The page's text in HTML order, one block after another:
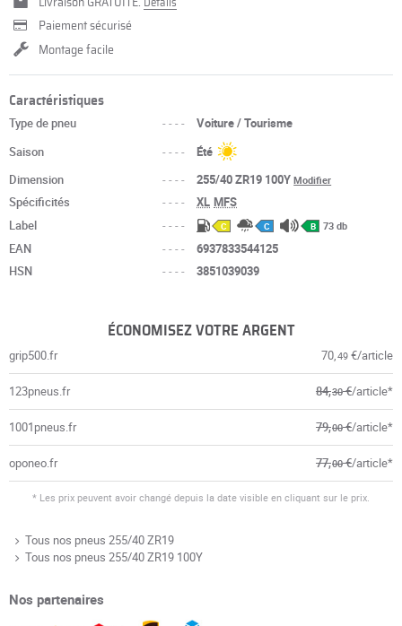
Livraison GRATUITE. Détails
Paiement sécurisé
Montage facile
Caractéristiques
Type de pneu ----
Voiture / Tourisme
Saison
----
Été
Dimension
---- 255/40 ZR19 100YModifier
Spécificités ---- XL MFS
Label
---- C C B 73 db
EAN ----
6937833544125
HSN
---- 3851039039
ÉCONOMISEZ VOTRE ARGENT
grip500.fr 70,49 €/article
123pneus.fr 84,30€/article*
1001pneus.fr 79,00€/article*
oponeo.fr 77,00€/article*
* Les prix peuvent avoir changé depuis la date visible en cliquant sur le prix.
Tous nos pneus 255/40 ZR19
Tous nos pneus 255/40 ZR19 100Y
Nos partenaires